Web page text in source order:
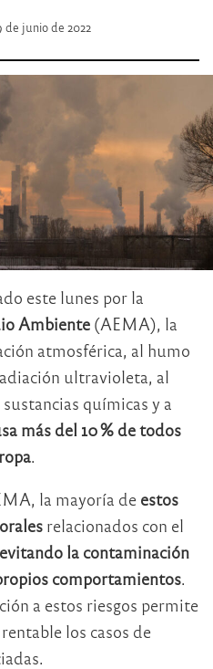
de junio de 2022
este lunes por la
Ambiente (AEMA), la
atmosférica, al humo
ultravioleta, al
químicas y a
más del 10 % de todos
.
la mayoría de estos
relacionados con el
evitando la contaminación
comportamientos.
a estos riesgos permite
los casos de